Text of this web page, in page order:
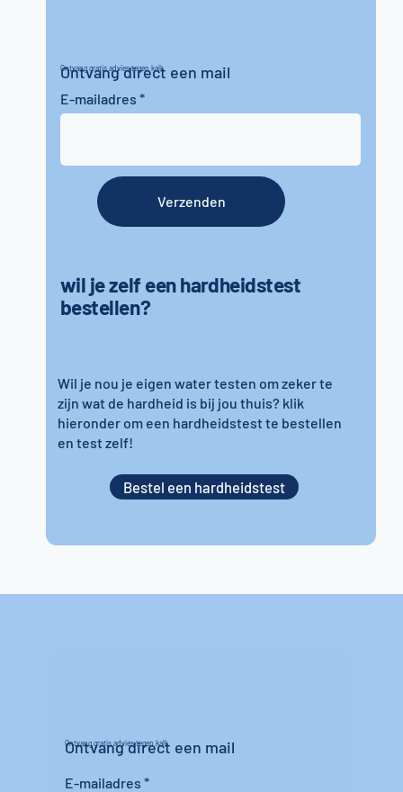
Ontvang gratis advies tegen kalk
Ontvang direct een mail
wil je zelf een hardheidstest
bestellen?
E-mailadres
Wil je nou je eigen water testen om zeker te
zijn wat de hardheid is bij jou thuis? klik
hieronder om een hardheidstest te bestellen
en test zelf!
Verzenden
Bestel een hardheidstest
Ontvang gratis advies tegen kalk
Ontvang direct een mail
E-mailadres